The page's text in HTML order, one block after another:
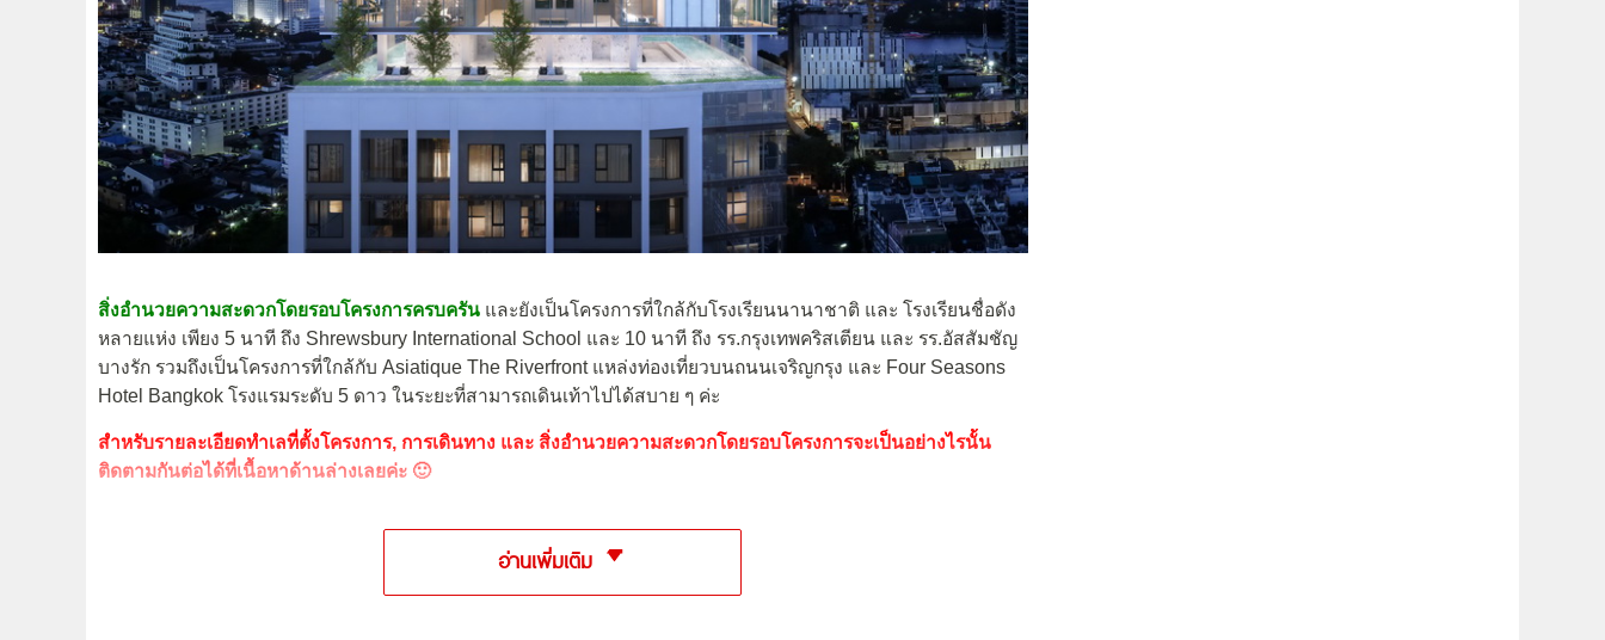
สิ่งอำนวยความสะดวกโดยรอบโครงการครบครัน และยังเป็นโครงการที่ใกล้กับโรงเรียนนานาชาติ และ โรงเรียนชื่อดัง
หลายแห่ง เพียง 5 นาที ถึง Shrewsbury International School และ 10 นาที ถึง รร.กรุงเทพคริสเตียน และ รร.อัสสัมชัญ
บางรัก รวมถึงเป็นโครงการที่ใกล้กับ Asiatique The Riverfrontแหล่งท่องเที่ยวบนถนนเจริญกรุง และ Four Seasons
Hotel Bangkok โรงแรมระดับ 5 ดาว ในระยะที่สามารถเดินเท้าไปได้สบาย ๆ ค่ะ
สำหรับรายละเอียดทำเลที่ตั้งโครงการ, การเดินทาง และ สิ่งอำนวยความสะดวกโดยรอบโครงการจะเป็นอย่างไรนั้น
ติดตามกันต่อได้ที่เนื้อหาด้านล่างเลยค่ะ 🙂
อ่านเพิ่มเติม